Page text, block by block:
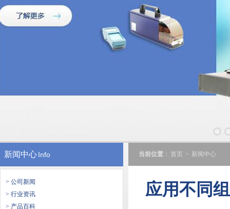
新闻中心Info
> 公司新闻
> 行业资讯
> 产品百科
当前位置 ： 首页 > 新闻中心
应用不同